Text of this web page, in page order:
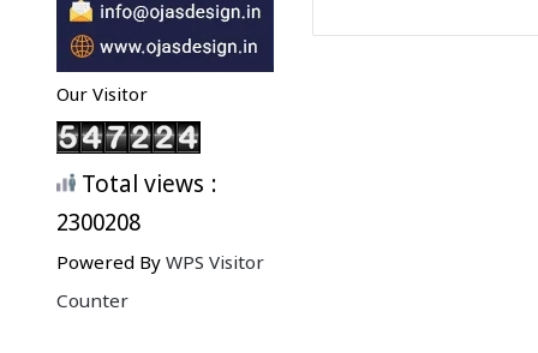
Our Visitor
Total views :
2300208
Powered By WPS Visitor
Counter